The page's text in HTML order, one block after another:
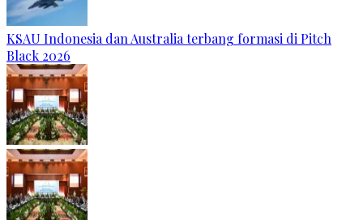
KSAU Indonesia dan Australia terbang formasi di Pitch
Black 2026